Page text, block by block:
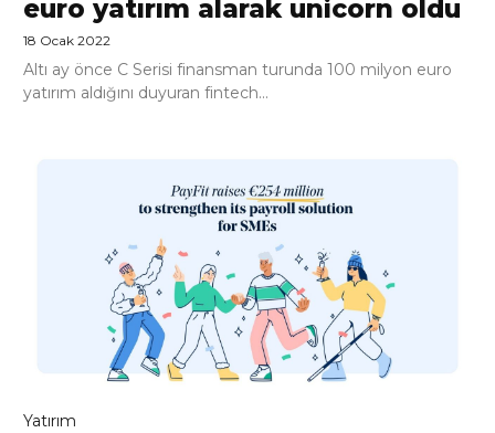
euro yatırım alarak unicorn oldu
18 Ocak 2022
Altı ay önce C Serisi finansman turunda 100 milyon euro
yatırım aldığını duyuran fintech...
Yatırım